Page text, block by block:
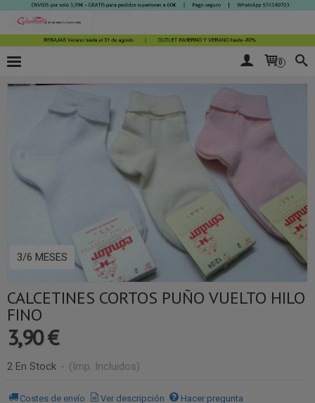
0
3/6 MESES
CALCETINES CORTOS PUÑO VUELTO HILO
FINO
3,90 €
2 En Stock - (Imp. Incluidos)
Costes de envío Ver descripción Hacer pregunta